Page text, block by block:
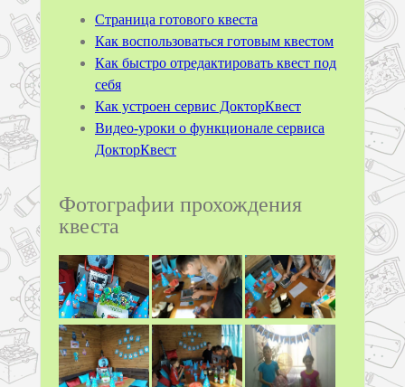
Страница готового квеста
Как воспользоваться готовым квестом
Как быстро отредактировать квест под
себя
Как устроен сервис ДокторКвест
Видео-уроки о функционале сервиса
ДокторКвест
Фотографии прохождения
квеста